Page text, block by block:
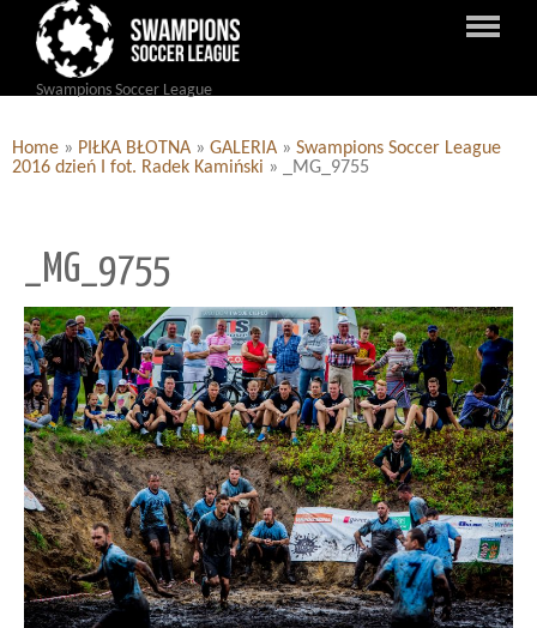
Swampions Soccer League
Home » PIŁKA BŁOTNA » GALERIA » Swampions Soccer League
2016 dzień I fot. Radek Kamiński » _MG_9755
_MG_9755